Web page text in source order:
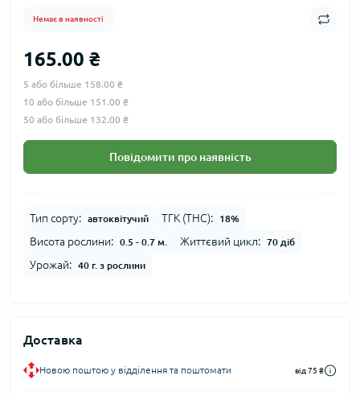
Немає в наявності
165.00 ₴
5 або більше 158.00 ₴
10 або більше 151.00 ₴
50 або більше 132.00 ₴
Повідомити про наявність
Тип сорту: автоквітучий ТГК (THC): 18%
Висота рослини: 0.5 - 0.7 м. Життєвий цикл: 70 діб
Урожай: 40 г. з рослини
Доставка
Новою поштою у відділення та поштомати від 75 ₴